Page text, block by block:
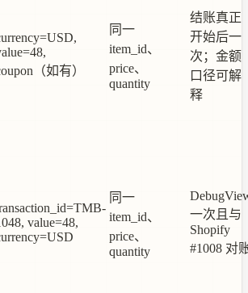
（如有）
同一
item_id、
price、
quantity
结账真正
开始后一
次；金额
口径可解
释
value=48,
同一
item_id、
price、
quantity
一次且与
Shopify
#1008 对